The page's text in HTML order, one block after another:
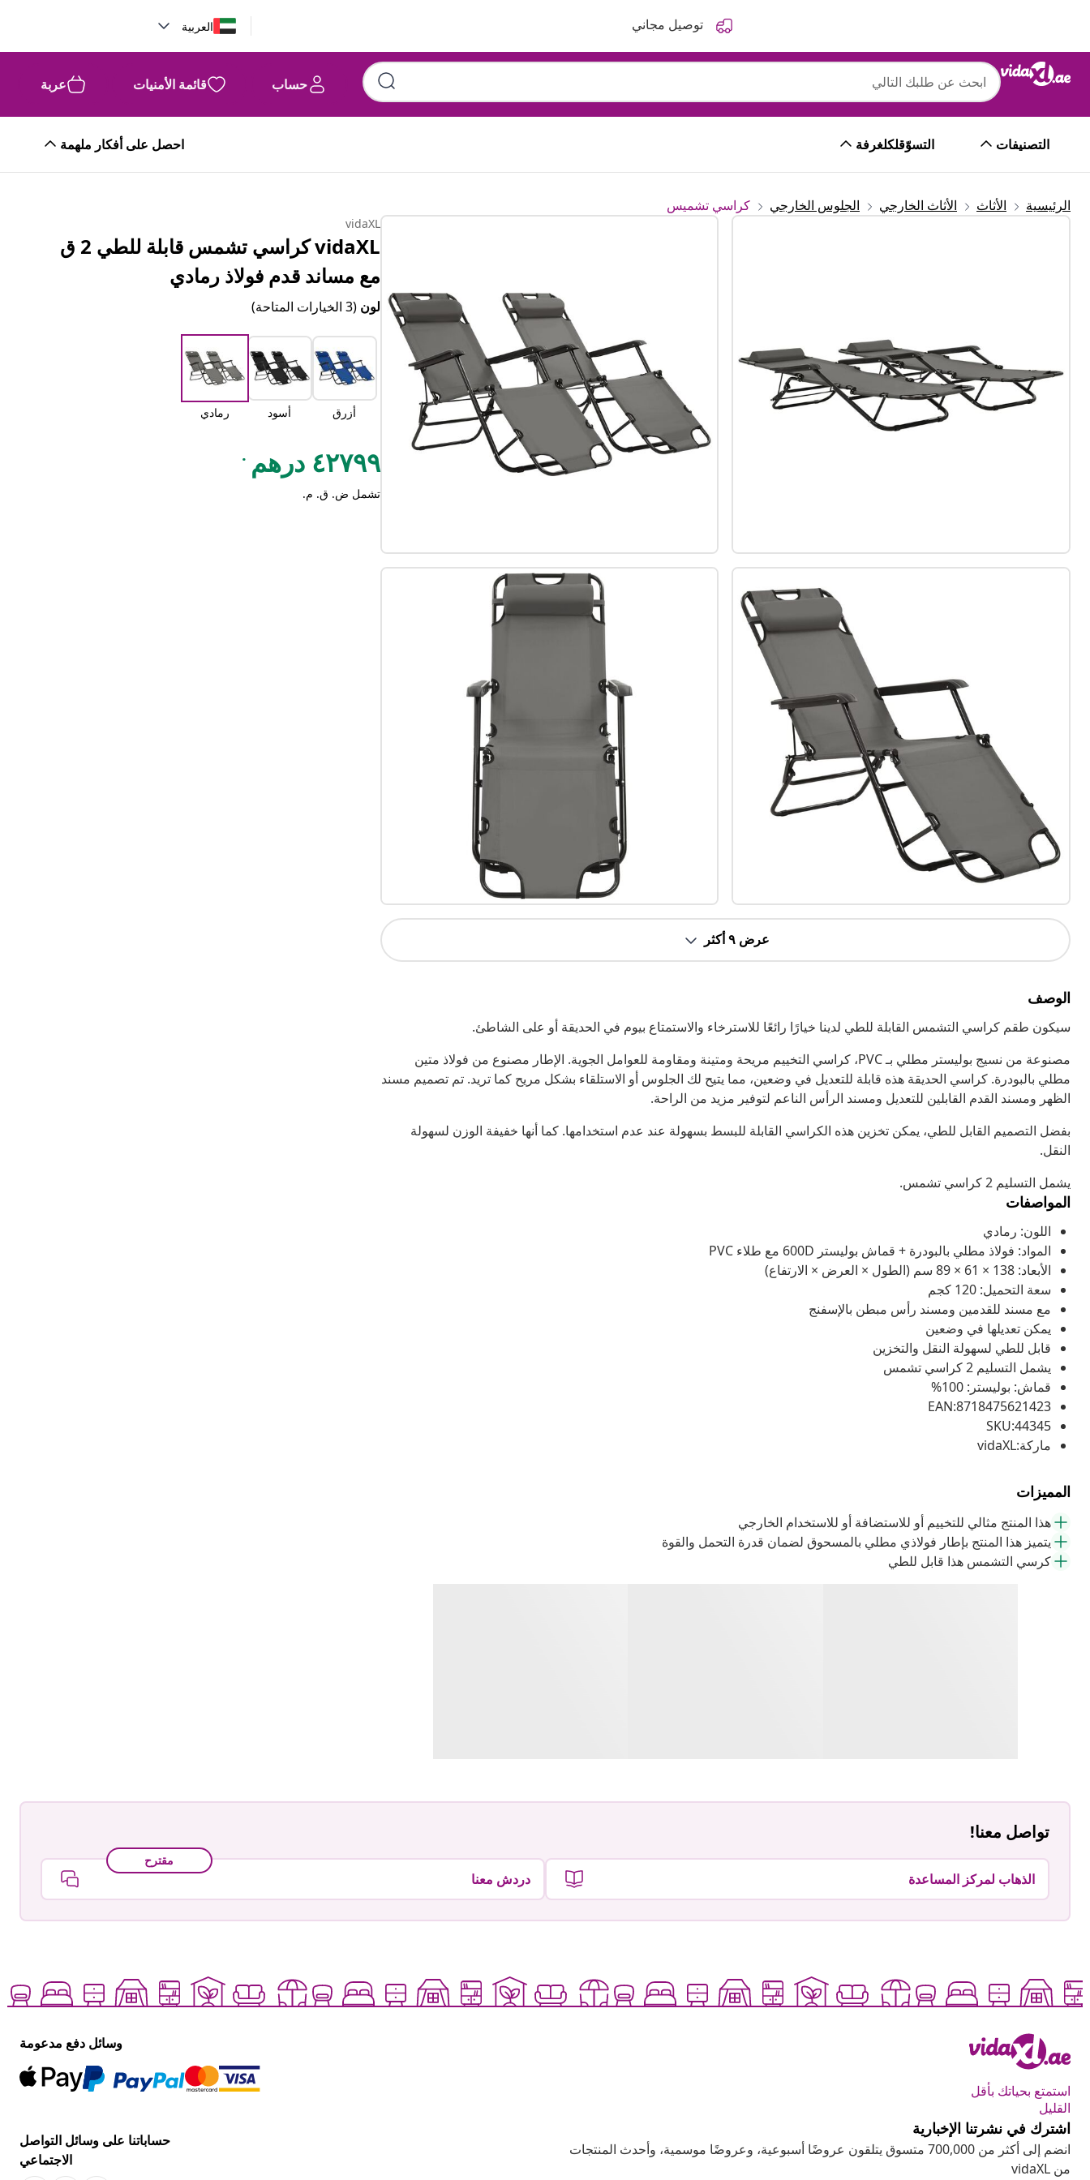
توصيل مجاني العربية
حساب قائمة الأمنيات عربة
التصنيفات التسوّقلكلغرفة احصل على أفكار ملهمة
الرئيسية الأثاث الأثاث الخارجي الجلوس الخارجي كراسي تشميس
عرض ٩ أكثر
الوصف
سيكون طقم كراسي التشمس القابلة للطي لدينا خيارًا رائعًا للاسترخاء والاستمتاع بيوم في الحديقة أو على الشاطئ.
مصنوعة من نسيج بوليستر مطلي بـ PVC، كراسي التخييم مريحة ومتينة ومقاومة للعوامل الجوية. الإطار مصنوع من فولاذ متين
مطلي بالبودرة. كراسي الحديقة هذه قابلة للتعديل في وضعين، مما يتيح لك الجلوس أو الاستلقاء بشكل مريح كما تريد. تم تصميم مسند
الظهر ومسند القدم القابلين للتعديل ومسند الرأس الناعم لتوفير مزيد من الراحة.
بفضل التصميم القابل للطي، يمكن تخزين هذه الكراسي القابلة للبسط بسهولة عند عدم استخدامها. كما أنها خفيفة الوزن لسهولة
النقل.
يشمل التسليم 2 كراسي تشمس.
المواصفات
اللون: رمادي
المواد: فولاذ مطلي بالبودرة + قماش بوليستر 600D مع طلاء PVC
الأبعاد: 138 × 61 × 89 سم (الطول × العرض × الارتفاع)
سعة التحميل: 120 كجم
مع مسند للقدمين ومسند رأس مبطن بالإسفنج
يمكن تعديلها في وضعين
قابل للطي لسهولة النقل والتخزين
يشمل التسليم 2 كراسي تشمس
قماش: بوليستر: 100%
EAN:8718475621423
SKU:44345
ماركة:vidaXL
المميزات
هذا المنتج مثالي للتخييم أو للاستضافة أو للاستخدام الخارجي
يتميز هذا المنتج بإطار فولاذي مطلي بالمسحوق لضمان قدرة التحمل والقوة
كرسي التشمس هذا قابل للطي
vidaXL
vidaXL كراسي تشمس قابلة للطي 2 ق
مع مساند قدم فولاذ رمادي
لون(3 الخيارات المتاحة)
أزرق أسود رمادي
٤٢٧٩٩ درهم .
تشمل ض. ق. م.
تواصل معنا!
الذهاب لمركز المساعدة
مقترح
دردش معنا
استمتع بحياتك بأقل
القليل
وسائل دفع مدعومة
اشترك في نشرتنا الإخبارية
انضم إلى أكثر من 700,000 متسوق يتلقون عروضًا أسبوعية، وعروضًا موسمية، وأحدث المنتجات
من vidaXL
حساباتنا على وسائل التواصل
الاجتماعي